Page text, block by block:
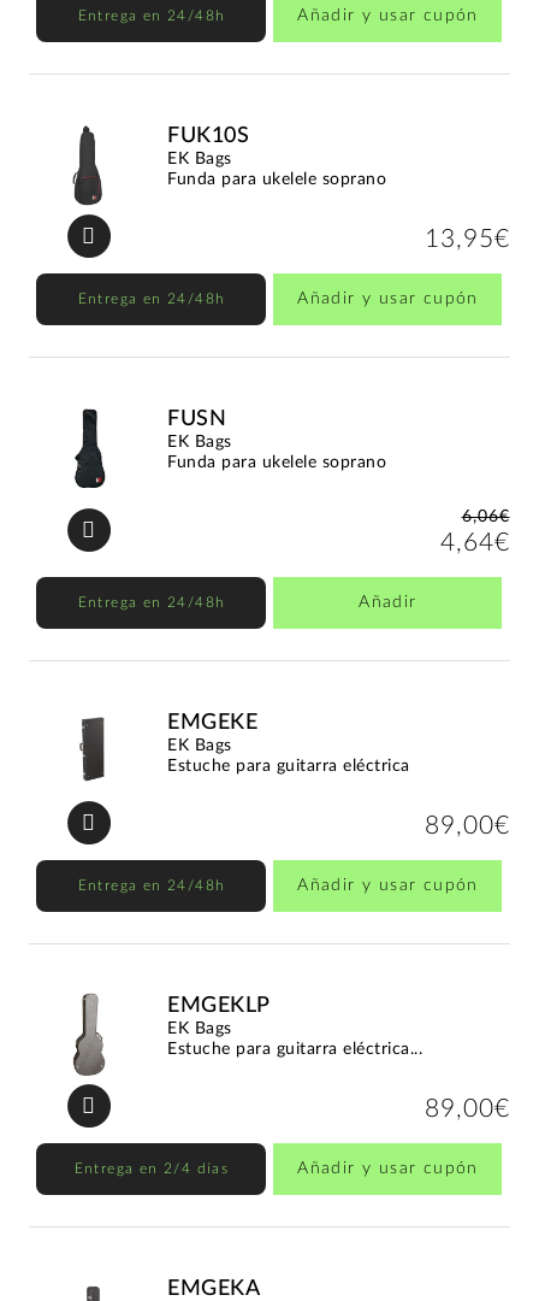
Entrega en 24/48h Añadir y usar cupón
FUK10S
EK Bags
Funda para ukelele soprano
13,95€
Entrega en 24/48h Añadir y usar cupón
FUSN
EK Bags
Funda para ukelele soprano
6,06€
4,64€
Entrega en 24/48h Añadir
EMGEKE
EK Bags
Estuche para guitarra eléctrica
89,00€
Entrega en 24/48h Añadir y usar cupón
EMGEKLP
EK Bags
Estuche para guitarra eléctrica...
89,00€
Entrega en 2/4 días Añadir y usar cupón
EMGEKA